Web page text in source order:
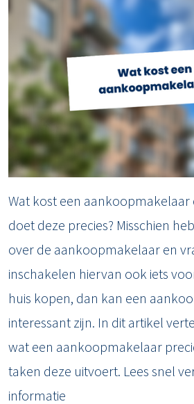
Wat kost een aankoopmakelaar
doet deze precies? Misschien
over de aankoopmakelaar en
inschakelen hiervan ook iets
huis kopen, dan kan een
interessant zijn. In dit artikel
wat een aankoopmakelaar
taken deze uitvoert. Lees snel
informatie